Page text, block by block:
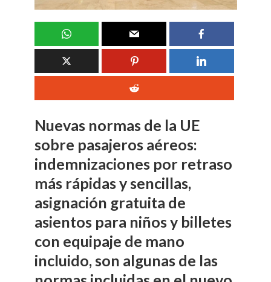
Nuevas normas de la UE
sobre pasajeros aéreos:
indemnizaciones por retraso
más rápidas y sencillas,
asignación gratuita de
asientos para niños y billetes
con equipaje de mano
incluido, son algunas de las